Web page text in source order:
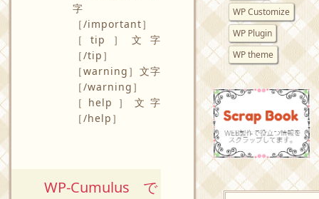
字
［/important］
［tip］文字
［/tip］
［warning］文字
［/warning］
［help］文字
［/help］
WP-Cumulusで
WP Customize
WP Plugin
WP theme